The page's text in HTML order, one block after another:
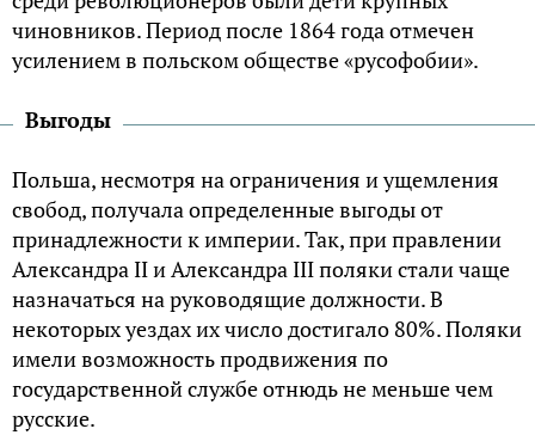
чиновников. Период после 1864 года отмечен
усилением в польском обществе «русофобии».
Выгоды
Польша, несмотря на ограничения и ущемления
свобод, получала определенные выгоды от
принадлежности к империи. Так, при правлении
Александра II и Александра III поляки стали чаще
назначаться на руководящие должности. В
некоторых уездах их число достигало 80%. Поляки
имели возможность продвижения по
государственной службе отнюдь не меньше чем
русские.